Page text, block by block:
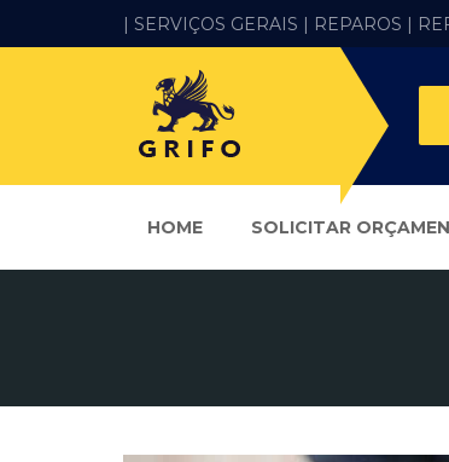
| SERVIÇOS GERAIS | REPAROS |
HOME SOLICITAR